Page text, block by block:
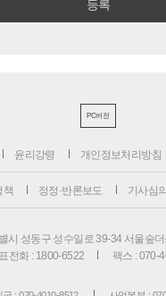
PC버전
윤리강령 개인정보처리방침
책 정정·반론보도 기사심
시 성동구 성수일로 39-34 서울숲
전화 : 1800-6522
팩스 : 070-